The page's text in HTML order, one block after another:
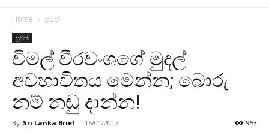
Home පුවත්
පුවත්
විමල් වීරවංශගේ මුදල්
අවභාවිතය මෙන්න; බොරු
නම් නඩු දාන්න!
By Sri Lanka Brief - 16/01/2017 953